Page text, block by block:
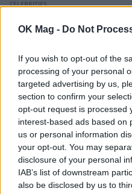
OK Mag - Do Not
If you wish to opt-out of the
processing of your personal
targeted advertising by us,
section to confirm your
opt-out request is processed
interest-based ads based on
us or personal information
your opt-out. You may
disclosure of your personal
IAB’s list of downstream
also be disclosed by us to
CELEBRITIES
Μαρία Κορινθίου: Η